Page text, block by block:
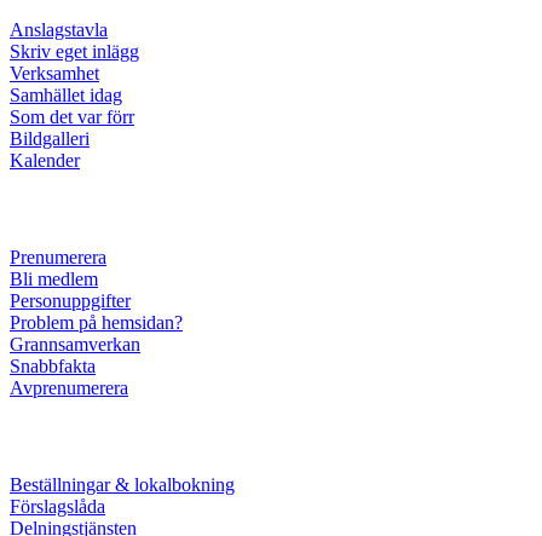
Anslagstavla
Skriv eget inlägg
Verksamhet
Samhället idag
Som det var förr
Bildgalleri
Kalender
Prenumerera
Bli medlem
Personuppgifter
Problem på hemsidan?
Grannsamverkan
Snabbfakta
Avprenumerera
Beställningar & lokalbokning
Förslagslåda
Delningstjänsten